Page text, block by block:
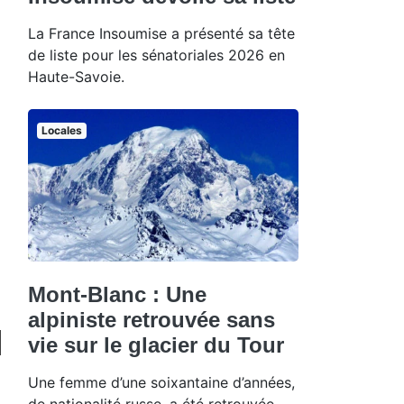
La France Insoumise a présenté sa tête
de liste pour les sénatoriales 2026 en
Haute-Savoie.
Locales
Mont-Blanc : Une
alpiniste retrouvée sans
vie sur le glacier du Tour
Une femme d’une soixantaine d’années,